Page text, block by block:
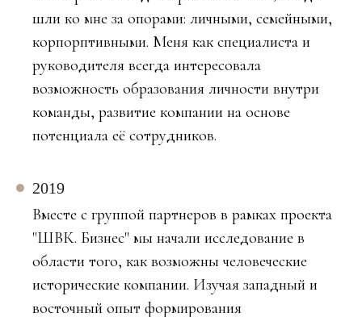
шли ко мне за опорами: личными, семейными,
корпорптивными. Меня как специалиста и
руководителя всегда интересовала
возможность образования личности внутри
команды, развитие компании на основе
потенциала её сотрудников.
2019
Вместе с группой партнеров в рамках проекта
"ШВК. Бизнес" мы начали исследование в
области того, как возможны человеческие
исторические компании. Изучая западный и
восточный опыт формирования